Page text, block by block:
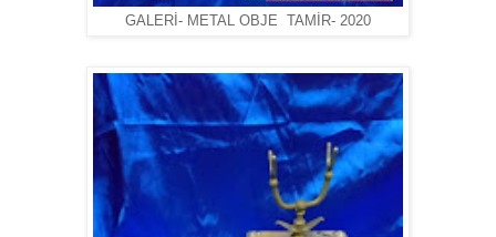
GALERİ- METAL OBJE TAMİR- 2020